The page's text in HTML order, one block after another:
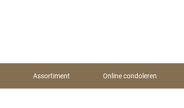
Assortiment Online condoleren